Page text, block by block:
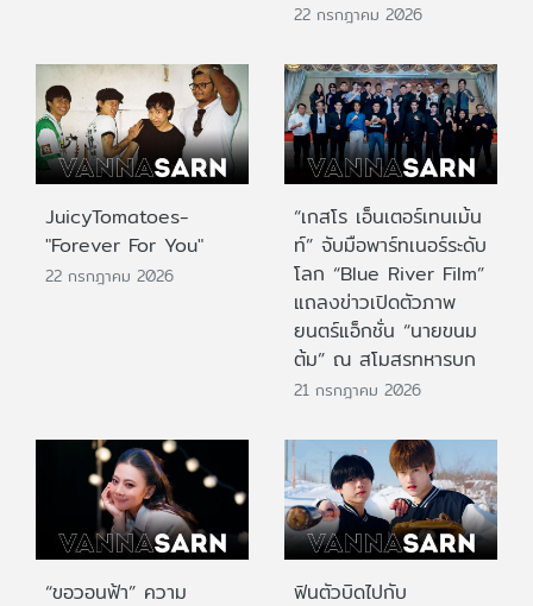
22 กรกฎาคม 2026
JuicyTomatoes-
"Forever For You"
22 กรกฎาคม 2026
“เกสโร เอ็นเตอร์เทนเม้น
ท์” จับมือพาร์ทเนอร์ระดับ
โลก “Blue River Film”
แถลงข่าวเปิดตัวภาพ
ยนตร์แอ็กชั่น “นายขนม
ต้ม” ณ สโมสรทหารบก
21 กรกฎาคม 2026
“ขอวอนฟ้า” ความ ฟินตัวบิดไปกับ